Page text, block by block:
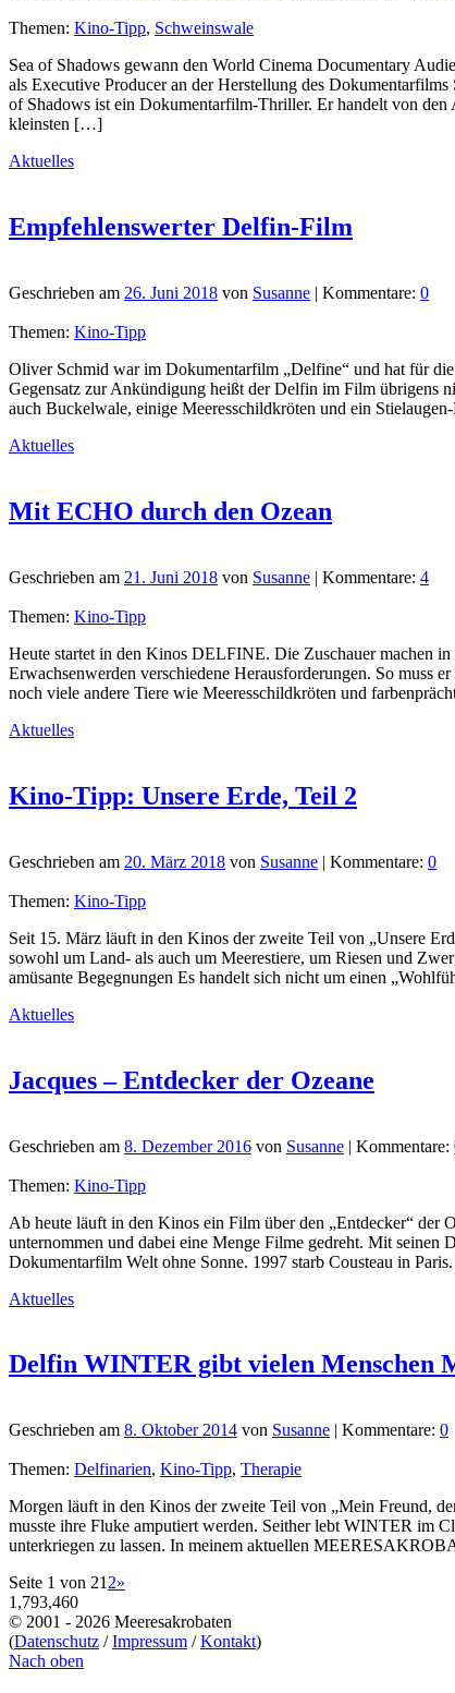
Themen: Kino-Tipp, Schweinswale
Sea of Shadows gewann den World Cinema Documentary
als Executive Producer an der Herstellung des
of Shadows ist ein Dokumentarfilm-Thriller. Er handelt von
kleinsten […]
Aktuelles
Empfehlenswerter Delfin-Film
Geschrieben am 26. Juni 2018 von Susanne | Kommentare: 0
Themen: Kino-Tipp
Oliver Schmid war im Dokumentarfilm „Delfine“ und hat für
Gegensatz zur Ankündigung heißt der Delfin im Film übrigens
auch Buckelwale, einige Meeresschildkröten und ein
Aktuelles
Mit ECHO durch den Ozean
Geschrieben am 21. Juni 2018 von Susanne | Kommentare: 4
Themen: Kino-Tipp
Heute startet in den Kinos DELFINE. Die Zuschauer machen
Erwachsenwerden verschiedene Herausforderungen. So muss
noch viele andere Tiere wie Meeresschildkröten und
Aktuelles
Kino-Tipp: Unsere Erde, Teil 2
Geschrieben am 20. März 2018 von Susanne | Kommentare: 0
Themen: Kino-Tipp
Seit 15. März läuft in den Kinos der zweite Teil von „Unsere
sowohl um Land- als auch um Meerestiere, um Riesen und
amüsante Begegnungen Es handelt sich nicht um einen
Aktuelles
Jacques – Entdecker der Ozeane
Geschrieben am 8. Dezember 2016 von Susanne | Kommentare:
Themen: Kino-Tipp
Ab heute läuft in den Kinos ein Film über den „Entdecker“ der
unternommen und dabei eine Menge Filme gedreht. Mit seinen
Dokumentarfilm Welt ohne Sonne. 1997 starb Cousteau in
Aktuelles
Delfin WINTER gibt vielen Menschen
Geschrieben am 8. Oktober 2014 von Susanne | Kommentare: 0
Themen: Delfinarien, Kino-Tipp, Therapie
Morgen läuft in den Kinos der zweite Teil von „Mein Freund,
musste ihre Fluke amputiert werden. Seither lebt WINTER im
unterkriegen zu lassen. In meinem aktuellen
Seite 1 von 21 2»
1,793,460
© 2001 - 2026 Meeresakrobaten
(Datenschutz /Impressum /Kontakt)
Nach oben